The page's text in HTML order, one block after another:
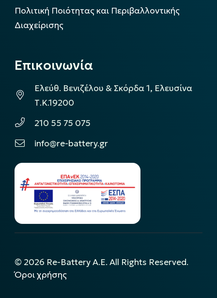
Πολιτική Ποιότητας και Περιβαλλοντικής
Διαχείρισης
Επικοινωνία
Ελεύθ. Βενιζέλου & Σκόρδα 1, Ελευσίνα
Τ.Κ.19200
210 55 75 075
info@re-battery.gr
© 2026 Re-Battery A.E. All Rights Reserved.
Όροι χρήσης